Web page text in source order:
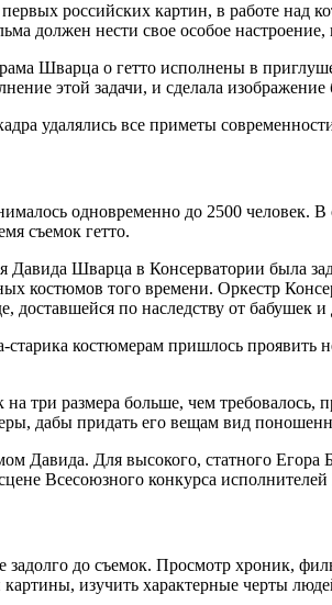
российских картин, в работе над
должен нести свое особое настроение,
Шварца о гетто исполнены в
этой задачи, и сделала изображение
удалялись все приметы
одновременно до 2500 человек.
съемок гетто.
Давида Шварца в Консерватории была
костюмов того времени. Оркестр
доставшейся по наследству от бабушек и
старика костюмерам пришлось
три размера больше, чем
дабы придать его вещам вид
Давида. Для высокого, статного Егора
Всесоюзного конкурса
задолго до съемок. Просмотр хроник,
изучить характерные черты